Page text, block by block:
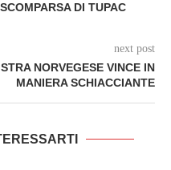
DI TUPAC
next post
NORVEGESE VINCE IN
MANIERA SCHIACCIANTE